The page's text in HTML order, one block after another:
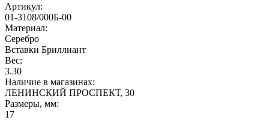
Артикул:
01-3108/000Б-00
Материал:
Серебро
Вставки Бриллиант
Вес:
3.30
Наличие в магазинах:
ЛЕНИНСКИЙ ПРОСПЕКТ, 30
Размеры, мм:
17